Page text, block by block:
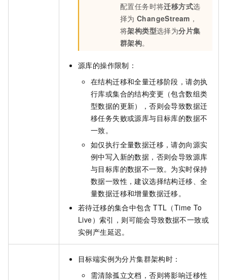
配置任务时将迁移方式选
择为 ChangeStream ，
将架构类型选择为分片集
群架构。
源库的操作限制：
在结构迁移和全量迁移阶段，请勿执
行库或集合的结构变更（包含数组类
型数据的更新），否则会导致数据迁
移任务失败或源库与目标库的数据不
一致。
如仅执行全量数据迁移，请勿向源实
例中写入新的数据，否则会导致源库
与目标库的数据不一致。为实时保持
数据一致性，建议选择结构迁移、全
量数据迁移和增量数据迁移。
若待迁移的集合中包含 TTL（Time To
Live）索引，则可能会导致数据不一致或
实例产生延迟。
目标端实例为分片集群架构时：
需清除孤立文档，否则将影响迁移性